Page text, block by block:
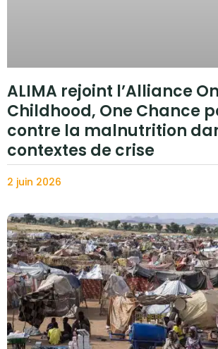
ALIMA rejoint l’Alliance
Childhood, One Chance
contre la malnutrition
contextes de crise
2 juin 2026